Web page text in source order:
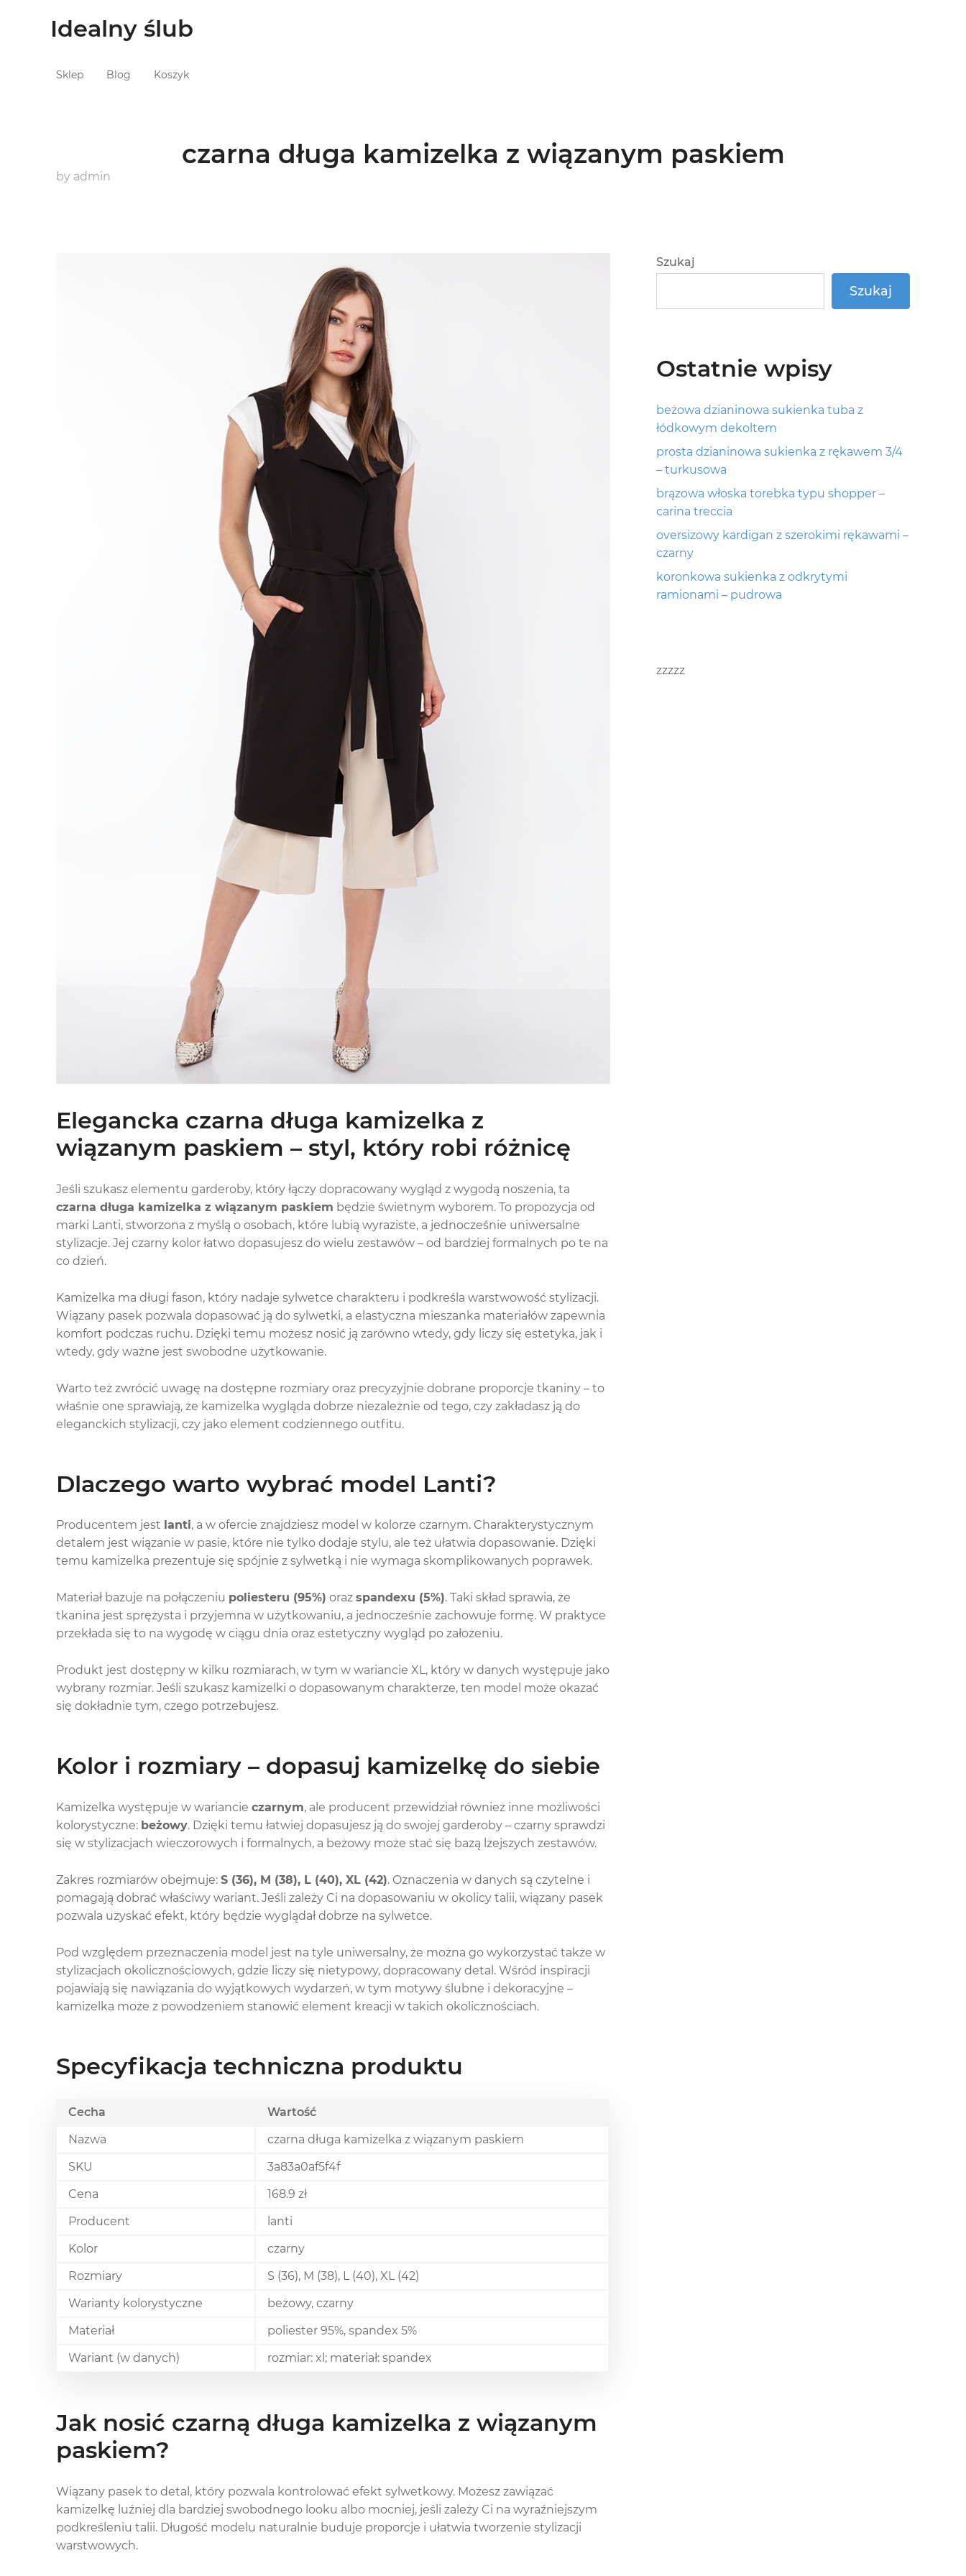
Idealny ślub
Sklep Blog Koszyk
czarna długa kamizelka z wiązanym paskiem
by admin
Elegancka czarna długa kamizelka z
wiązanym paskiem – styl, który robi różnicę
Jeśli szukasz elementu garderoby, który łączy dopracowany wygląd z wygodą noszenia, ta
czarna długa kamizelka z wiązanym paskiem będzie świetnym wyborem. To propozycja od
marki Lanti, stworzona z myślą o osobach, które lubią wyraziste, a jednocześnie uniwersalne
stylizacje. Jej czarny kolor łatwo dopasujesz do wielu zestawów – od bardziej formalnych po te na
co dzień.
Kamizelka ma długi fason, który nadaje sylwetce charakteru i podkreśla warstwowość stylizacji.
Wiązany pasek pozwala dopasować ją do sylwetki, a elastyczna mieszanka materiałów zapewnia
komfort podczas ruchu. Dzięki temu możesz nosić ją zarówno wtedy, gdy liczy się estetyka, jak i
wtedy, gdy ważne jest swobodne użytkowanie.
Warto też zwrócić uwagę na dostępne rozmiary oraz precyzyjnie dobrane proporcje tkaniny – to
właśnie one sprawiają, że kamizelka wygląda dobrze niezależnie od tego, czy zakładasz ją do
eleganckich stylizacji, czy jako element codziennego outfitu.
Dlaczego warto wybrać model Lanti?
Producentem jest lanti, a w ofercie znajdziesz model w kolorze czarnym. Charakterystycznym
detalem jest wiązanie w pasie, które nie tylko dodaje stylu, ale też ułatwia dopasowanie. Dzięki
temu kamizelka prezentuje się spójnie z sylwetką i nie wymaga skomplikowanych poprawek.
Materiał bazuje na połączeniu poliesteru (95%) oraz spandexu (5%). Taki skład sprawia, że
tkanina jest sprężysta i przyjemna w użytkowaniu, a jednocześnie zachowuje formę. W praktyce
przekłada się to na wygodę w ciągu dnia oraz estetyczny wygląd po założeniu.
Produkt jest dostępny w kilku rozmiarach, w tym w wariancie XL, który w danych występuje jako
wybrany rozmiar. Jeśli szukasz kamizelki o dopasowanym charakterze, ten model może okazać
się dokładnie tym, czego potrzebujesz.
Kolor i rozmiary – dopasuj kamizelkę do siebie
Kamizelka występuje w wariancie czarnym, ale producent przewidział również inne możliwości
kolorystyczne: beżowy. Dzięki temu łatwiej dopasujesz ją do swojej garderoby – czarny sprawdzi
się w stylizacjach wieczorowych i formalnych, a beżowy może stać się bazą lżejszych zestawów.
Zakres rozmiarów obejmuje: S (36), M (38), L (40), XL (42). Oznaczenia w danych są czytelne i
pomagają dobrać właściwy wariant. Jeśli zależy Ci na dopasowaniu w okolicy talii, wiązany pasek
pozwala uzyskać efekt, który będzie wyglądał dobrze na sylwetce.
Pod względem przeznaczenia model jest na tyle uniwersalny, że można go wykorzystać także w
stylizacjach okolicznościowych, gdzie liczy się nietypowy, dopracowany detal. Wśród inspiracji
pojawiają się nawiązania do wyjątkowych wydarzeń, w tym motywy ślubne i dekoracyjne –
kamizelka może z powodzeniem stanowić element kreacji w takich okolicznościach.
Specyfikacja techniczna produktu
Cecha
Wartość
Nazwa
czarna długa kamizelka z wiązanym paskiem
SKU
3a83a0af5f4f
Cena
168.9 zł
Producent
lanti
Kolor
czarny
Rozmiary
S (36), M (38), L (40), XL (42)
Warianty kolorystyczne
beżowy, czarny
Materiał
poliester 95%, spandex 5%
Wariant (w danych)
rozmiar: xl; materiał: spandex
Jak nosić czarną długa kamizelka z wiązanym
paskiem?
Wiązany pasek to detal, który pozwala kontrolować efekt sylwetkowy. Możesz zawiązać
kamizelkę luźniej dla bardziej swobodnego looku albo mocniej, jeśli zależy Ci na wyraźniejszym
podkreśleniu talii. Długość modelu naturalnie buduje proporcje i ułatwia tworzenie stylizacji
warstwowych.
Szukaj
Szukaj
Ostatnie wpisy
beżowa dzianinowa sukienka tuba z
łódkowym dekoltem
prosta dzianinowa sukienka z rękawem 3/4
– turkusowa
brązowa włoska torebka typu shopper –
carina treccia
oversizowy kardigan z szerokimi rękawami –
czarny
koronkowa sukienka z odkrytymi
ramionami – pudrowa
zzzzz